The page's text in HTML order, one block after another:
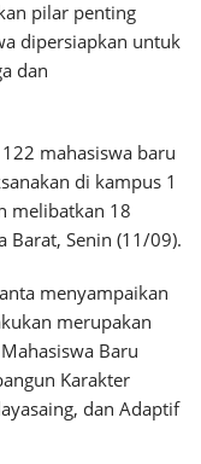
pilar penting
dipersiapkan untuk
dan
mahasiswa baru
di kampus 1
melibatkan 18
Barat, Senin (11/09).
menyampaikan
merupakan
Baru
Karakter
dan Adaptif